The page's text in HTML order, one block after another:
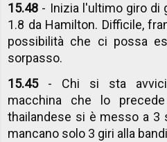
15.48 - Inizia l'ultimo giro di
1.8 da Hamilton. Difficile,
possibilità che ci possa
sorpasso.
15.45- Chi si sta
macchina che lo
thailandese si è messo a 3
mancano solo 3 giri alla